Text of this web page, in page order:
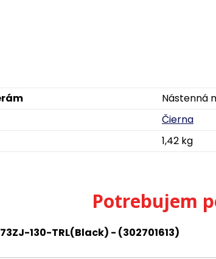
Nástenná
Čierna
1,42 kg
Potrebujem
130-TRL(Black) - (302701613)